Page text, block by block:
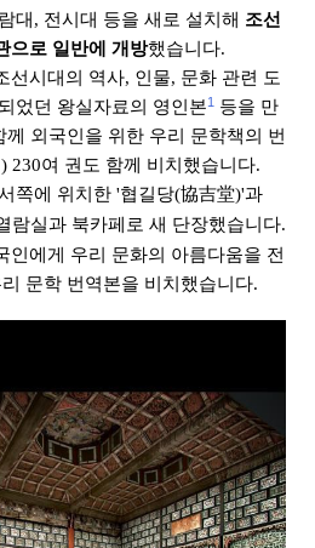
대, 전시대 등을 새로 설치해 조선
으로 일반에 개방했습니다.
선시대의 역사, 인물, 문화 관련 도
었던 왕실자료의 영인본1 등을 만
외국인을 위한 우리 문학책의 번
230여 권도 함께 비치했습니다.
쪽에 위치한 '협길당(協吉堂)'과
람실과 북카페로 새 단장했습니다.
인에게 우리 문화의 아름다움을 전
문학 번역본을 비치했습니다.